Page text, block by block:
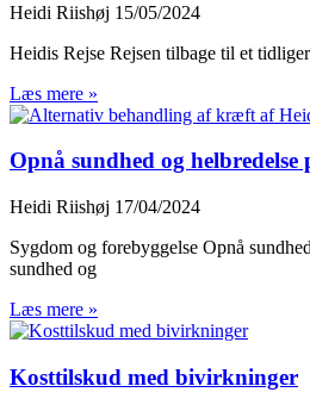
Heidi Riishøj 15/05/2024
Heidis Rejse Rejsen tilbage til et
Læs mere »
Opnå sundhed og
Heidi Riishøj 17/04/2024
Sygdom og forebyggelse Opnå
sundhed og
Læs mere »
Kosttilskud med bivirkninger